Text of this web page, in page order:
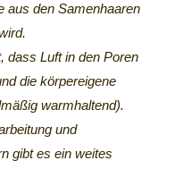
aus den Samenhaaren
dass Luft in den Poren
die körpereigene
warmhaltend).
und
gibt es ein weites